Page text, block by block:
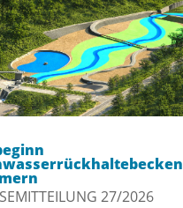
27/2026